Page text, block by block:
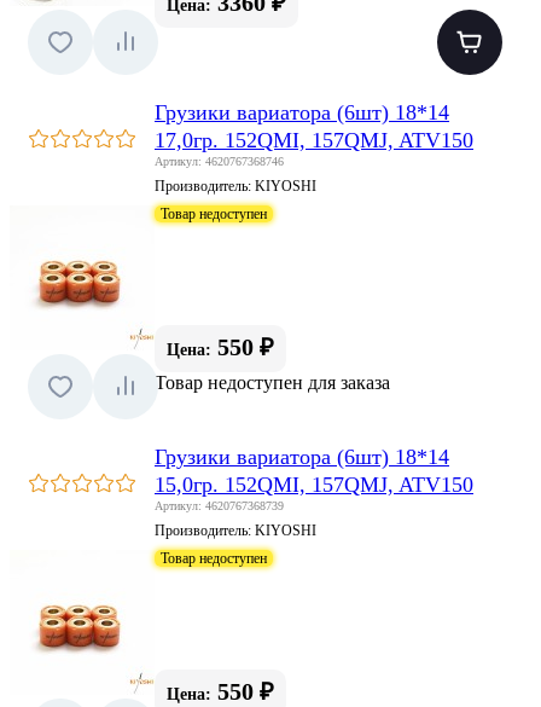
Цена:
Грузики вариатора (6шт) 18*14
17,0гр. 152QMI, 157QMJ, ATV150
Артикул: 4620767368746
Производитель: KIYOSHI
Товар недоступен
Цена: 550 ₽
Товар недоступен для заказа
Грузики вариатора (6шт) 18*14
15,0гр. 152QMI, 157QMJ, ATV150
Артикул: 4620767368739
Производитель: KIYOSHI
Товар недоступен
Цена: 550 ₽